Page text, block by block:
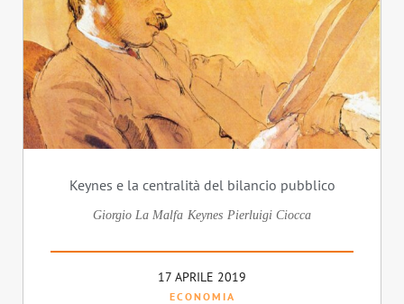
Keynes e la centralità del bilancio pubblico
Giorgio La Malfa Keynes Pierluigi Ciocca
17 APRILE 2019
ECONOMIA